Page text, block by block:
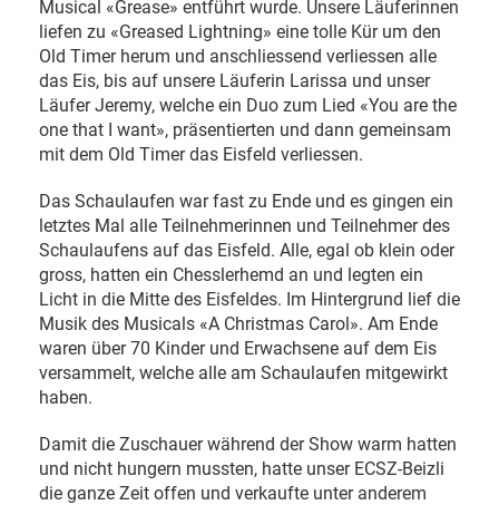
Musical «Grease» entführt wurde. Unsere Läuferinnen
liefen zu «Greased Lightning» eine tolle Kür um den
Old Timer herum und anschliessend verliessen alle
das Eis, bis auf unsere Läuferin Larissa und unser
Läufer Jeremy, welche ein Duo zum Lied «You are the
one that I want», präsentierten und dann gemeinsam
mit dem Old Timer das Eisfeld verliessen.
Das Schaulaufen war fast zu Ende und es gingen ein
letztes Mal alle Teilnehmerinnen und Teilnehmer des
Schaulaufens auf das Eisfeld. Alle, egal ob klein oder
gross, hatten ein Chesslerhemd an und legten ein
Licht in die Mitte des Eisfeldes. Im Hintergrund lief die
Musik des Musicals «A Christmas Carol». Am Ende
waren über 70 Kinder und Erwachsene auf dem Eis
versammelt, welche alle am Schaulaufen mitgewirkt
haben.
Damit die Zuschauer während der Show warm hatten
und nicht hungern mussten, hatte unser ECSZ-Beizli
die ganze Zeit offen und verkaufte unter anderem